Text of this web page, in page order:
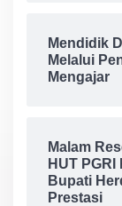
Mendidik
Melalui
Mengajar
Malam
HUT
Bupati
Prestasi